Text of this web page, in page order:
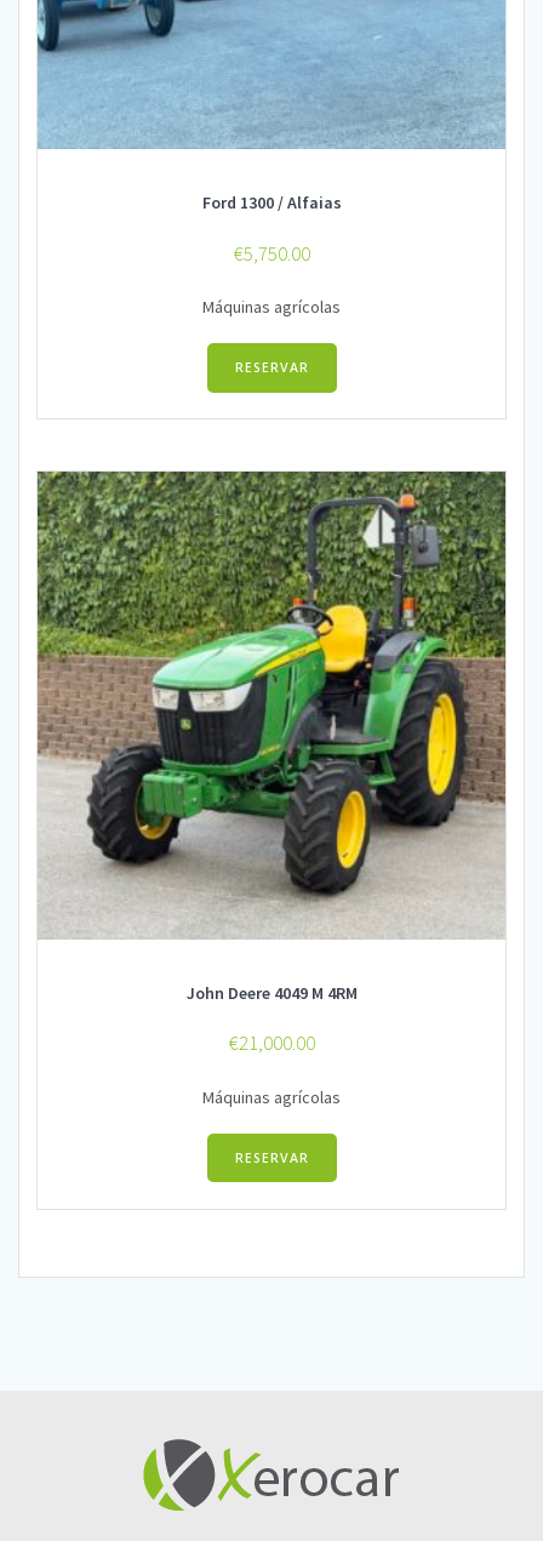
Ford 1300 / Alfaias
€5,750.00
Máquinas agrícolas
RESERVAR
John Deere 4049 M 4RM
€21,000.00
Máquinas agrícolas
RESERVAR